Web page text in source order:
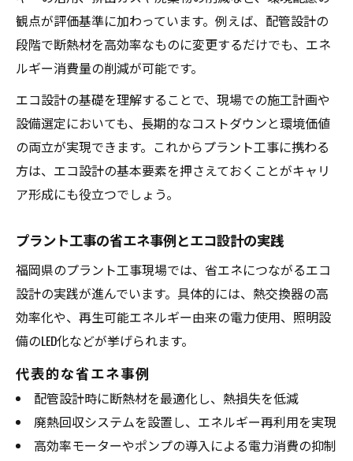
プラント工事現場で広がる持続可能性の実
践例
環境配慮型プラント工事の最新動向解説
最新のプラント工事が重視する環境配慮の
視点
プラント工業と連携するエコ設計の動向と
は
介
プラント工事で進む廃棄物削減と省エネ対
策
配管設計から見るエコ設計の実践ポイント
プラント工事の配管設計で重視すべきエコ
設計
配管設計が変えるプラント工事の省エネ化
事例
観点が評価基準に加わっています。例えば、配管設計の
段階で断熱材を高効率なものに変更するだけでも、エネ
ルギー消費量の削減が可能です。
エコ設計の基礎を理解することで、現場での施工計画や
設備選定においても、長期的なコストダウンと環境価値
の両立が実現できます。これからプラント工事に携わる
方は、エコ設計の基本要素を押さえておくことがキャリ
ア形成にも役立つでしょう。
プラント工事の省エネ事例とエコ設計の実践
福岡県のプラント工事現場では、省エネにつながるエコ
設計の実践が進んでいます。具体的には、熱交換器の高
効率化や、再生可能エネルギー由来の電力使用、照明設
備のLED化などが挙げられます。
代表的な省エネ事例
配管設計時に断熱材を最適化し、熱損失を低減
廃熱回収システムを設置し、エネルギー再利用を実現
高効率モーターやポンプの導入による電力消費の抑制